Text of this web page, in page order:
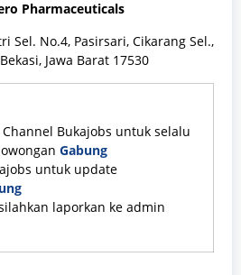
Pharmaceuticals
Sel. No.4, Pasirsari, Cikarang Sel.,
Jawa Barat 17530
Channel Bukajobs untuk selalu
Gabung
untuk update
laporkan ke admin